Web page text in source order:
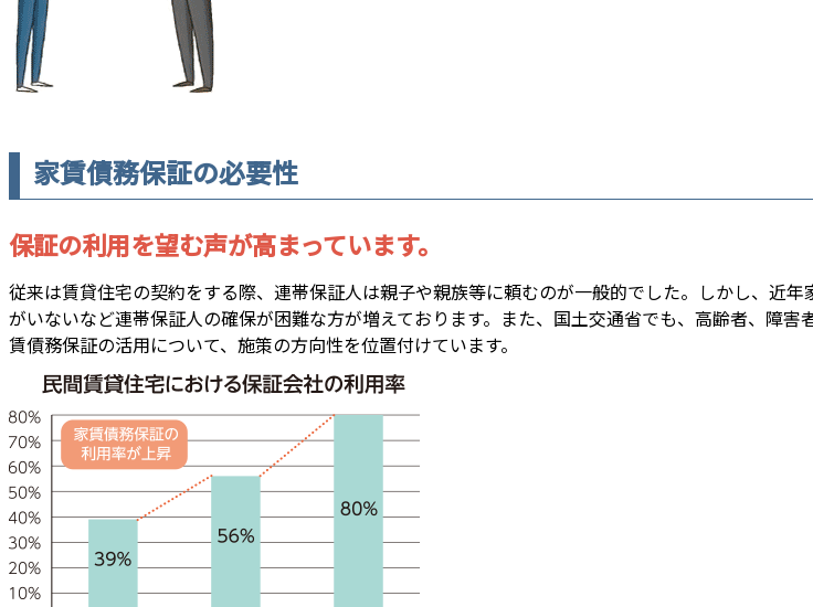
家賃債務保証の必要性
保証の利用を望む声が高まっています。
従来は賃貸住宅の契約をする際、連帯保証人は親子や親族等に頼むのが一般的でした。しかし、近
がいないなど連帯保証人の確保が困難な方が増えております。また、国土交通省でも、高齢者、障
賃債務保証の活用について、施策の方向性を位置付けています。